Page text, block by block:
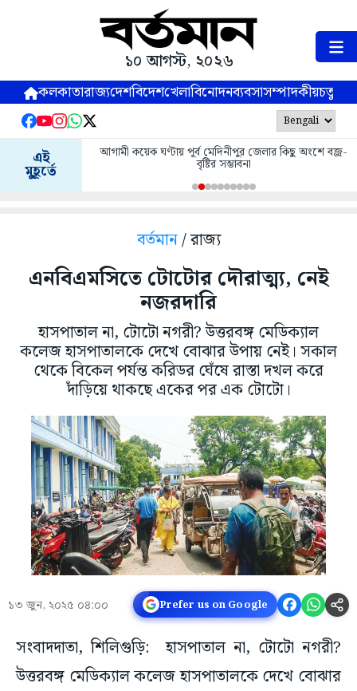
১০ আগস্ট, ২০২৬
কলকাতারাজ্যদেশবিদেশখেলাবিনোদনব্যবসাসম্পাদকীয়
এই
মুহূর্তে
আগামী কয়েক ঘণ্টায় পূর্ব মেদিনীপুর জেলার কিছু অংশে বজ্র-
বৃষ্টির সম্ভাবনা
বর্তমান/ রাজ্য
এনবিএমসিতে টোটোর দৌরাত্ম্য, নেই
নজরদারি
হাসপাতাল না, টোটো নগরী? উত্তরবঙ্গ মেডিক্যাল
কলেজ হাসপাতালকে দেখে বোঝার উপায় নেই। সকাল
থেকে বিকেল পর্যন্ত করিডর ঘেঁষে রাস্তা দখল করে
দাঁড়িয়ে থাকছে একের পর এক টোটো।
১৩ জুন, ২০২৫ ০৪:০০ Prefer us on Google
সংবাদদাতা, শিলিগুড়ি: হাসপাতাল না, টোটো নগরী?
উত্তরবঙ্গ মেডিক্যাল কলেজ হাসপাতালকে দেখে বোঝার